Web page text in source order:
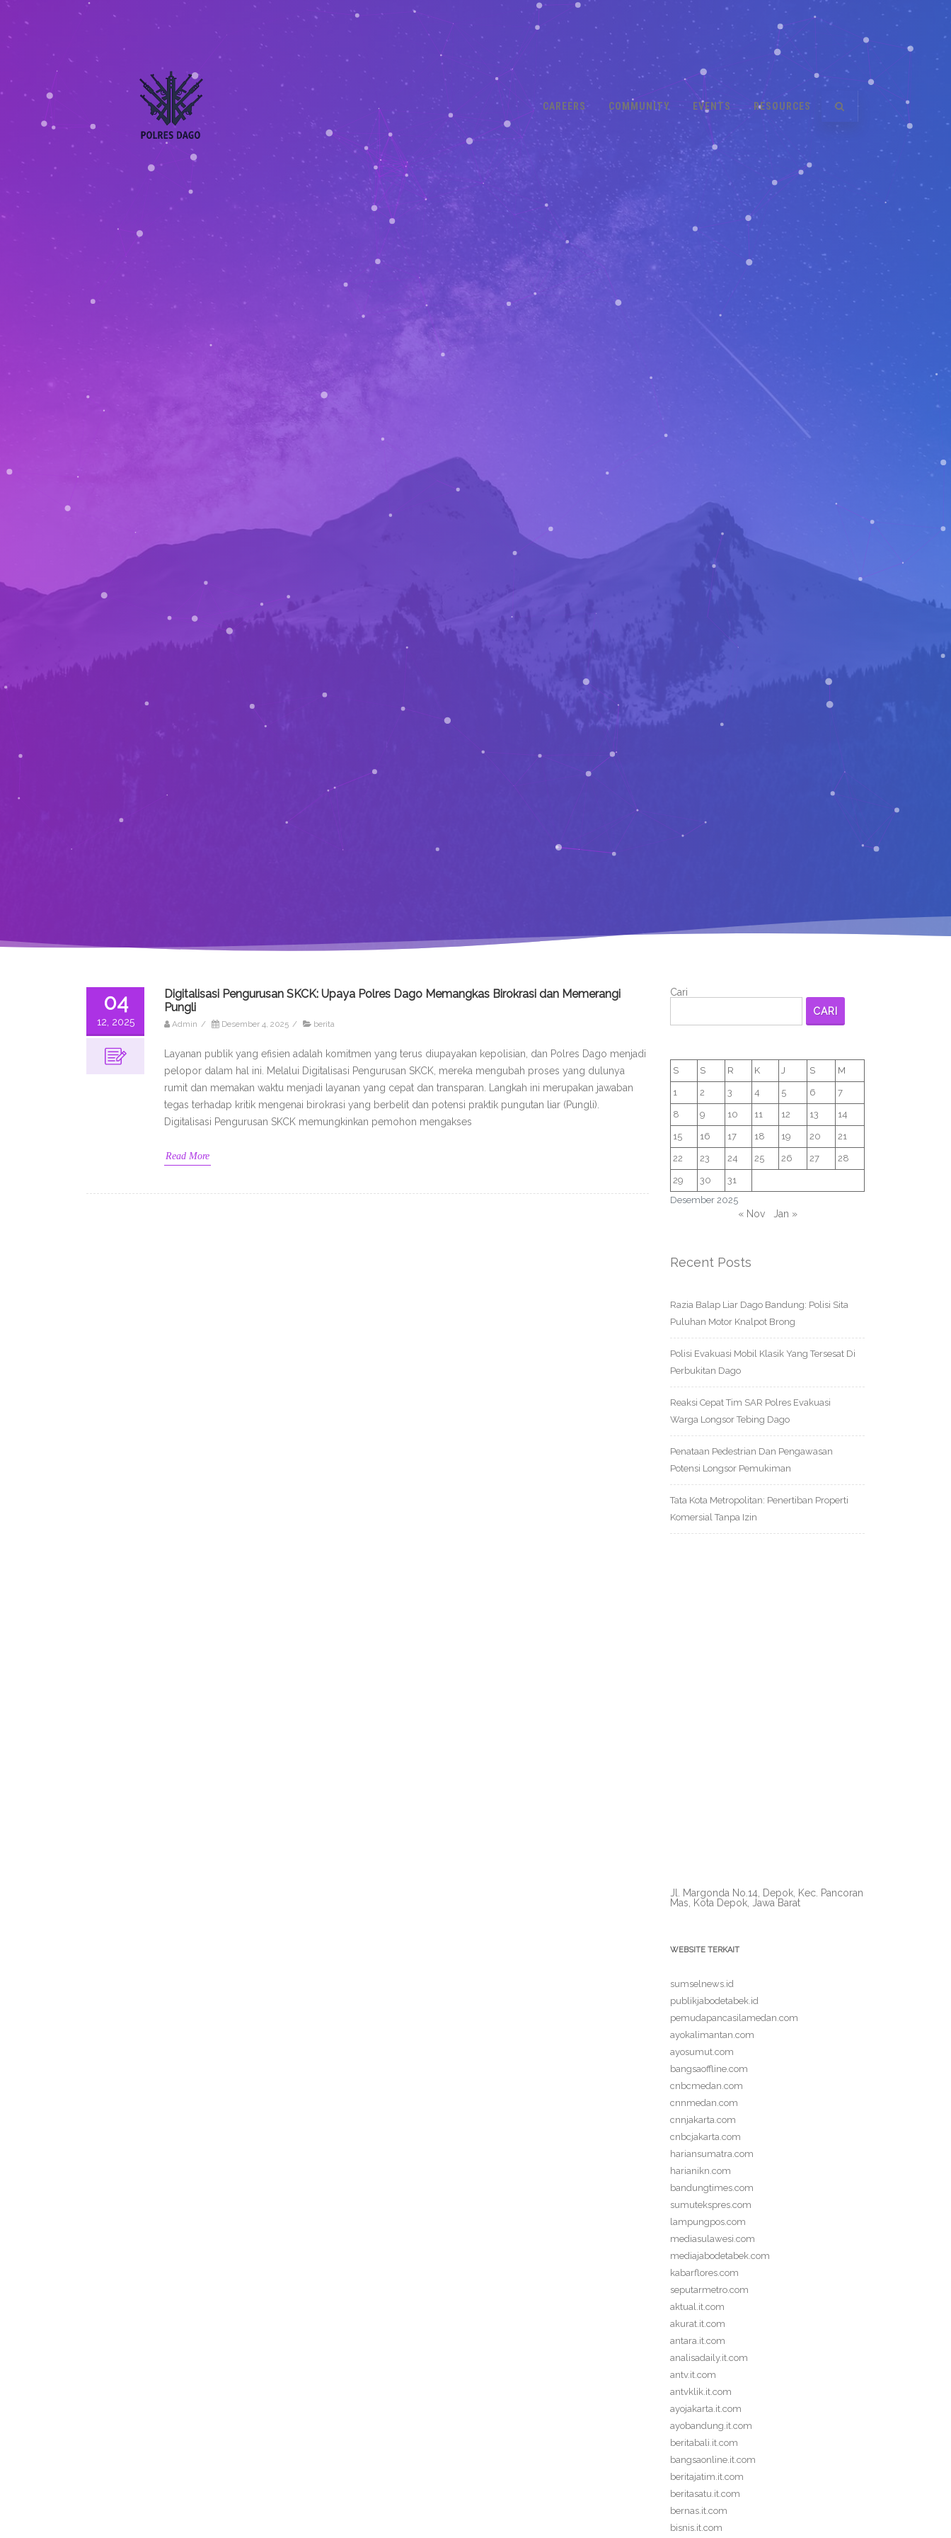
CAREERS COMMUNITY EVENTS RESOURCES
04
12, 2025
Digitalisasi Pengurusan SKCK: Upaya Polres Dago Memangkas Birokrasi dan Memerangi
Pungli
Admin / Desember 4, 2025 / berita
Layanan publik yang efisien adalah komitmen yang terus diupayakan kepolisian, dan Polres Dago menjadi
pelopor dalam hal ini. Melalui Digitalisasi Pengurusan SKCK, mereka mengubah proses yang dulunya
rumit dan memakan waktu menjadi layanan yang cepat dan transparan. Langkah ini merupakan jawaban
tegas terhadap kritik mengenai birokrasi yang berbelit dan potensi praktik pungutan liar (Pungli).
Digitalisasi Pengurusan SKCK memungkinkan pemohon mengakses
Read More
Cari
CARI
Desember 2025
S S R K J S M
1 2 3 4 5 6 7
8 9 10 11 12 13 14
15 16 17 18 19 20 21
22 23 24 25 26 27 28
29 30 31
« Nov Jan »
Recent Posts
Razia Balap Liar Dago Bandung: Polisi Sita
Puluhan Motor Knalpot Brong
Polisi Evakuasi Mobil Klasik Yang Tersesat Di
Perbukitan Dago
Reaksi Cepat Tim SAR Polres Evakuasi
Warga Longsor Tebing Dago
Penataan Pedestrian Dan Pengawasan
Potensi Longsor Pemukiman
Tata Kota Metropolitan: Penertiban Properti
Komersial Tanpa Izin
Jl. Margonda No.14, Depok, Kec. Pancoran
Mas, Kota Depok, Jawa Barat
WEBSITE TERKAIT
sumselnews.id
publikjabodetabek.id
pemudapancasilamedan.com
ayokalimantan.com
ayosumut.com
bangsaoffline.com
cnbcmedan.com
cnnmedan.com
cnnjakarta.com
cnbcjakarta.com
hariansumatra.com
harianikn.com
bandungtimes.com
sumutekspres.com
lampungpos.com
mediasulawesi.com
mediajabodetabek.com
kabarflores.com
seputarmetro.com
aktual.it.com
akurat.it.com
antara.it.com
analisadaily.it.com
antv.it.com
antvklik.it.com
ayojakarta.it.com
ayobandung.it.com
beritabali.it.com
bangsaonline.it.com
beritajatim.it.com
beritasatu.it.com
bernas.it.com
bisnis.it.com